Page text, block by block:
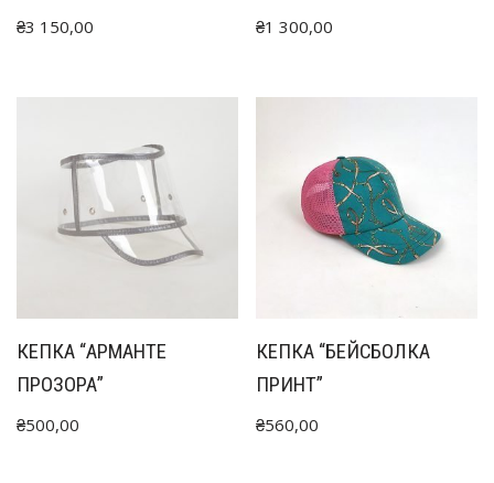
₴3 150,00 ₴1 300,00
КЕПКА “АРМАНТЕ
ПРОЗОРА”
₴500,00
КЕПКА “БЕЙСБОЛКА
ПРИНТ”
₴560,00